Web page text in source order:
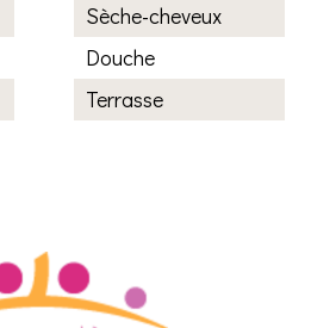
Sèche-cheveux
Douche
Terrasse